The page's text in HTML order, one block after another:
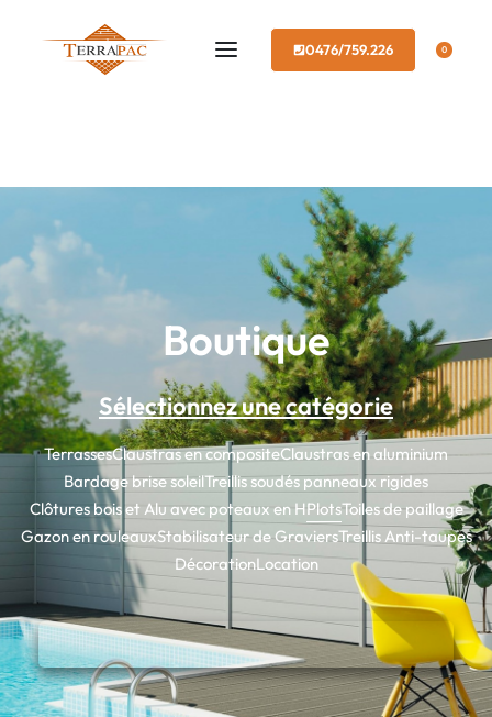
0476/759.226 0
Boutique
Sélectionnez une catégorie
TerrassesClaustras en compositeClaustras en aluminium
Bardage brise soleilTreillis soudés panneaux rigides
Clôtures bois et Alu avec poteaux en HPlotsToiles de paillage
Gazon en rouleauxStabilisateur de GraviersTreillis Anti-taupes
DécorationLocation